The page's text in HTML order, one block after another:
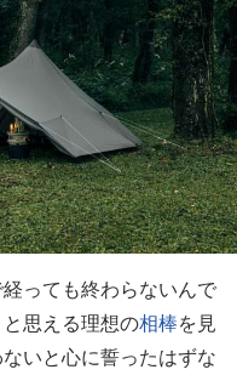
っても終わらないんで
思える理想の相棒を見
いと心に誓ったはずな